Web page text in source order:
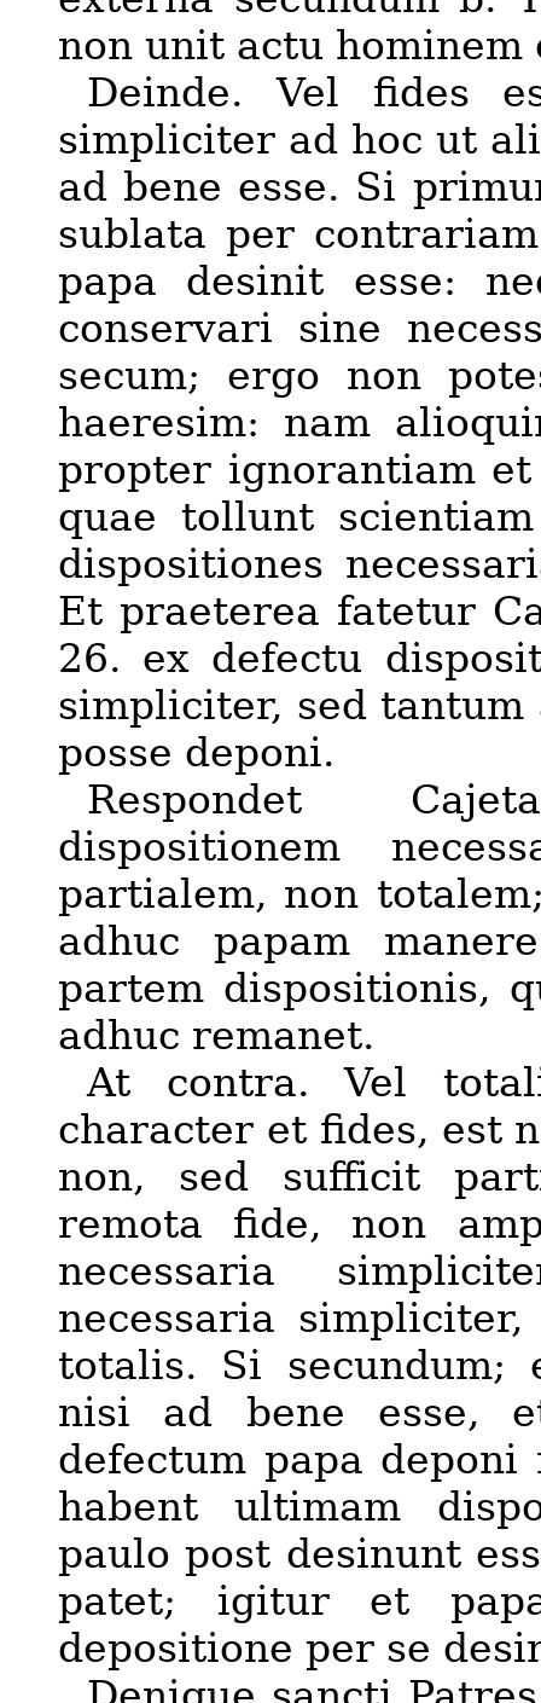
non unit actu hominem
Deinde. Vel fides
simpliciter ad hoc ut
ad bene esse. Si
sublata per
papa desinit esse:
conservari sine
secum; ergo non
haeresim: nam
propter ignorantiam
quae tollunt
dispositiones
Et praeterea fatetur
26. ex defectu
simpliciter, sed tantum
posse deponi.
Respondet
dispositionem
partialem, non
adhuc papam
partem dispositionis,
adhuc remanet.
At contra. Vel
character et fides, est
non, sed sufficit
remota fide, non
necessaria
necessaria
totalis. Si
nisi ad bene esse,
defectum papa deponi
habent ultimam
paulo post desinunt
patet; igitur et
depositione per se